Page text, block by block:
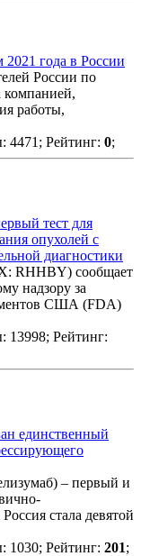
года в России
России по
компанией,
работы,
4471; Рейтинг: 0;
тест для
опухолей с
диагностики
RHHBY) сообщает
надзору за
США (FDA)
13998; Рейтинг:
единственный
– первый и
стала девятой
1030; Рейтинг: 201;